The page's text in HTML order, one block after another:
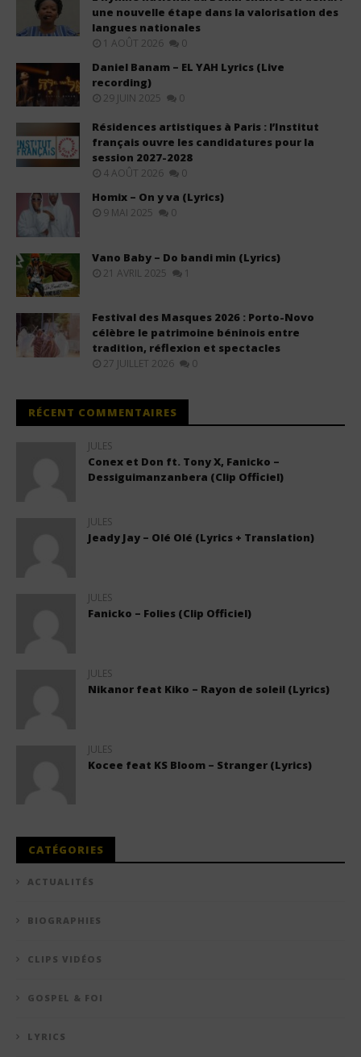
une nouvelle étape dans la valorisation des
langues nationales
1 AOÛT 2026 0
Daniel Banam – EL YAH Lyrics (Live
recording)
29 JUIN 2025 0
Résidences artistiques à Paris : l’Institut
français ouvre les candidatures pour la
session 2027-2028
4 AOÛT 2026 0
Homix – On y va (Lyrics)
9 MAI 2025 0
Vano Baby – Do bandi min (Lyrics)
21 AVRIL 2025 1
Festival des Masques 2026 : Porto-Novo
célèbre le patrimoine béninois entre
tradition, réflexion et spectacles
27 JUILLET 2026 0
RÉCENT COMMENTAIRES
JULES
Conex et Don ft. Tony X, Fanicko –
Dessiguimanzanbera (Clip Officiel)
JULES
Jeady Jay – Olé Olé (Lyrics + Translation)
JULES
Fanicko – Folies (Clip Officiel)
JULES
Nikanor feat Kiko – Rayon de soleil (Lyrics)
JULES
Kocee feat KS Bloom – Stranger (Lyrics)
CATÉGORIES
ACTUALITÉS
BIOGRAPHIES
CLIPS VIDÉOS
GOSPEL & FOI
LYRICS